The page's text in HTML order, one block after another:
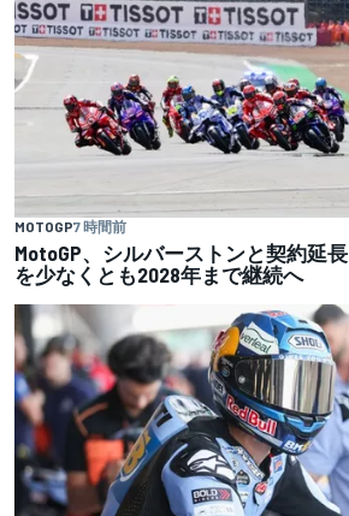
MOTOGP7 時間前
MotoGP、シルバーストンと契約延
を少なくとも2028年まで継続へ